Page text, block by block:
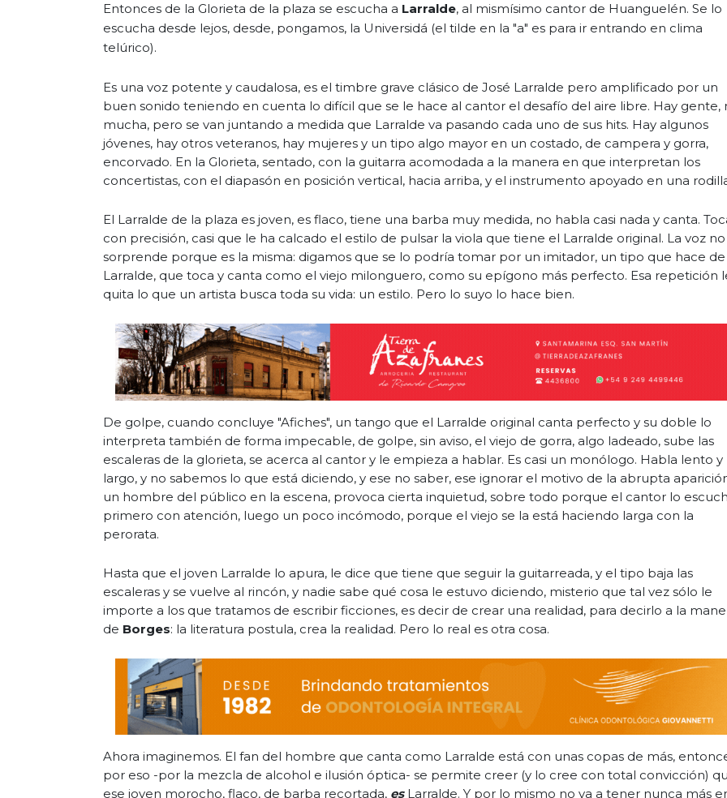
Entonces de la Glorieta de la plaza se escucha a Larralde, al mismísimo cantor de Huanguelén. Se lo
escucha desde lejos, desde, pongamos, la Universidá (el tilde en la "a" es para ir entrando en clima
telúrico).
Es una voz potente y caudalosa, es el timbre grave clásico de José Larralde pero amplificado por un
buen sonido teniendo en cuenta lo difícil que se le hace al cantor el desafío del aire libre. Hay gente,
mucha, pero se van juntando a medida que Larralde va pasando cada uno de sus hits. Hay algunos
jóvenes, hay otros veteranos, hay mujeres y un tipo algo mayor en un costado, de campera y gorra,
encorvado. En la Glorieta, sentado, con la guitarra acomodada a la manera en que interpretan los
concertistas, con el diapasón en posición vertical, hacia arriba, y el instrumento apoyado en una
El Larralde de la plaza es joven, es flaco, tiene una barba muy medida, no habla casi nada y canta.
con precisión, casi que le ha calcado el estilo de pulsar la viola que tiene el Larralde original. La voz no
sorprende porque es la misma: digamos que se lo podría tomar por un imitador, un tipo que hace de
Larralde, que toca y canta como el viejo milonguero, como su epígono más perfecto. Esa repetición
quita lo que un artista busca toda su vida: un estilo. Pero lo suyo lo hace bien.
De golpe, cuando concluye "Afiches", un tango que el Larralde original canta perfecto y su doble lo
interpreta también de forma impecable, de golpe, sin aviso, el viejo de gorra, algo ladeado, sube las
escaleras de la glorieta, se acerca al cantor y le empieza a hablar. Es casi un monólogo. Habla lento y
largo, y no sabemos lo que está diciendo, y ese no saber, ese ignorar el motivo de la abrupta
un hombre del público en la escena, provoca cierta inquietud, sobre todo porque el cantor lo
primero con atención, luego un poco incómodo, porque el viejo se la está haciendo larga con la
perorata.
Hasta que el joven Larralde lo apura, le dice que tiene que seguir la guitarreada, y el tipo baja las
escaleras y se vuelve al rincón, y nadie sabe qué cosa le estuvo diciendo, misterio que tal vez sólo le
importe a los que tratamos de escribir ficciones, es decir de crear una realidad, para decirlo a la
de Borges: la literatura postula, crea la realidad. Pero lo real es otra cosa.
Ahora imaginemos. El fan del hombre que canta como Larralde está con unas copas de más,
por eso -por la mezcla de alcohol e ilusión óptica- se permite creer (y lo cree con total convicción)
ese joven morocho, flaco, de barba recortada, esLarralde. Y por lo mismo no va a tener nunca más